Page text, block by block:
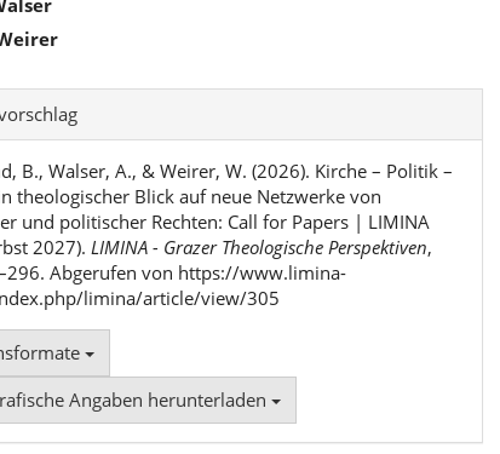
B., Walser, A., & Weirer, W. (2026). Kirche – Politik –
theologischer Blick auf neue Netzwerke von
und politischer Rechten: Call for Papers | LIMINA
2027).LIMINA - Grazer Theologische Perspektiven,
Abgerufen von https://www.limina-
limina/article/view/305
Angaben herunterladen